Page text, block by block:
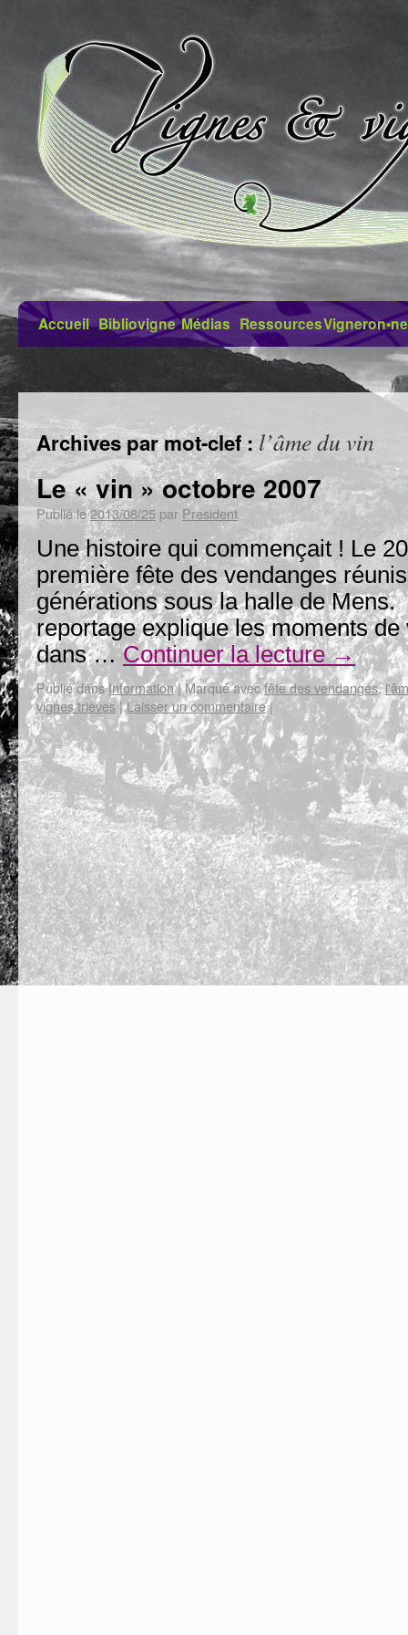
Accueil Bibliovigne Médias Ressources
Archives par mot-clef : l’âme du vin
Le « vin » octobre 2007
Publié le2013/08/25 par President
Une histoire qui commençait ! Le
première fête des vendanges
générations sous la halle de
reportage explique les moments
dans …Continuer la lecture→
Publié dans Information|Marqué avecfête des vendanges,
vignes trièves| Laisser un commentaire|